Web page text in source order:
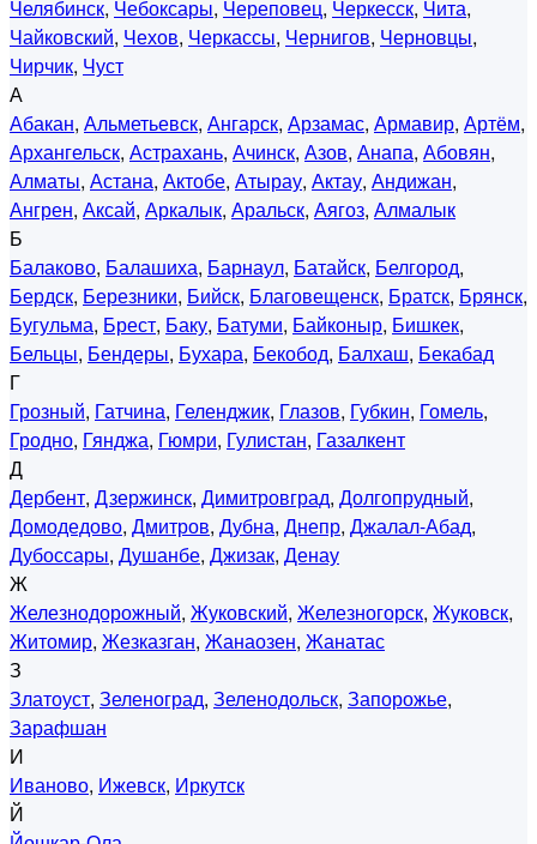
Челябинск, Чебоксары, Череповец, Черкесск, Чита,
Чайковский, Чехов, Черкассы, Чернигов, Черновцы,
Чирчик, Чуст
А
Абакан, Альметьевск, Ангарск, Арзамас, Армавир, Артём,
Архангельск, Астрахань, Ачинск, Азов, Анапа, Абовян,
Алматы, Астана, Актобе, Атырау, Актау, Андижан,
Ангрен, Аксай, Аркалык, Аральск, Аягоз, Алмалык
Б
Балаково, Балашиха, Барнаул, Батайск, Белгород,
Бердск, Березники, Бийск, Благовещенск, Братск, Брянск,
Бугульма, Брест, Баку, Батуми, Байконыр, Бишкек,
Бельцы, Бендеры, Бухара, Бекобод, Балхаш, Бекабад
Г
Грозный, Гатчина, Геленджик, Глазов, Губкин, Гомель,
Гродно, Гянджа, Гюмри, Гулистан, Газалкент
Д
Дербент, Дзержинск, Димитровград, Долгопрудный,
Домодедово, Дмитров, Дубна, Днепр, Джалал-Абад,
Дубоссары, Душанбе, Джизак, Денау
Ж
Железнодорожный, Жуковский, Железногорск, Жуковск,
Житомир, Жезказган, Жанаозен, Жанатас
З
Златоуст, Зеленоград, Зеленодольск, Запорожье,
Зарафшан
И
Иваново, Ижевск, Иркутск
Й